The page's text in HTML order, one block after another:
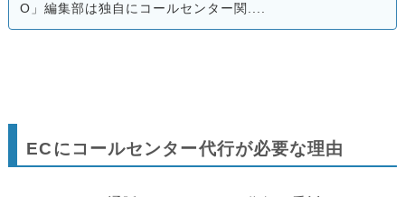
O」編集部は独自にコールセンター関....
ECにコールセンター代行が必要な理由